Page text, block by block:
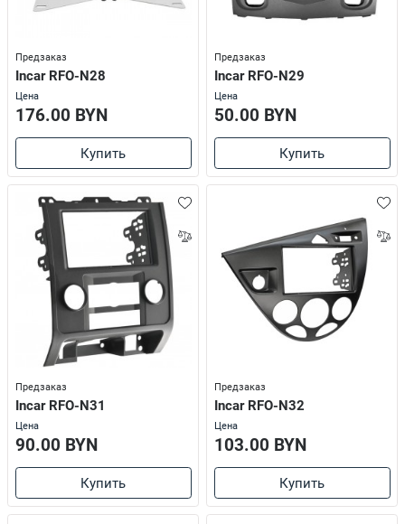
Предзаказ
Incar RFO-N28
Цена
176.00 BYN
Купить
Предзаказ
Incar RFO-N29
Цена
50.00 BYN
Купить
Предзаказ
Incar RFO-N31
Цена
90.00 BYN
Купить
Предзаказ
Incar RFO-N32
Цена
103.00 BYN
Купить